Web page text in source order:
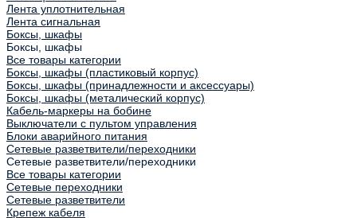
Лента уплотнительная
Лента сигнальная
Боксы, шкафы
Боксы, шкафы
Все товары категории
Боксы, шкафы (пластиковый корпус)
Боксы, шкафы (принадлежности и аксессуары)
Боксы, шкафы (металический корпус)
Кабель-маркеры на бобине
Выключатели с пультом управления
Блоки аварийного питания
Сетевые разветвители/переходники
Сетевые разветвители/переходники
Все товары категории
Сетевые переходники
Сетевые разветвители
Крепеж кабеля